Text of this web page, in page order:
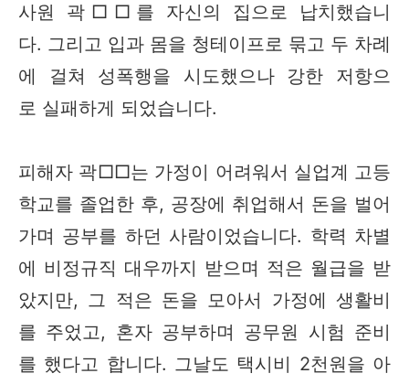
사원 곽□□를 자신의 집으로 납치했습니
다. 그리고 입과 몸을 청테이프로 묶고 두 차례
에 걸쳐 성폭행을 시도했으나 강한 저항으
로 실패하게 되었습니다.
피해자 곽□□는 가정이 어려워서 실업계 고등
학교를 졸업한 후, 공장에 취업해서 돈을 벌어
가며 공부를 하던 사람이었습니다. 학력 차별
에 비정규직 대우까지 받으며 적은 월급을 받
았지만, 그 적은 돈을 모아서 가정에 생활비
를 주었고, 혼자 공부하며 공무원 시험 준비
를 했다고 합니다. 그날도 택시비 2천원을 아